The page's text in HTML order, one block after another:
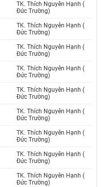
TK. Thích Nguyên Hạnh (
Đức Trường)
TK. Thích Nguyên Hạnh (
Đức Trường)
TK. Thích Nguyên Hạnh (
Đức Trường)
TK. Thích Nguyên Hạnh (
Đức Trường)
TK. Thích Nguyên Hạnh (
Đức Trường)
TK. Thích Nguyên Hạnh (
Đức Trường)
TK. Thích Nguyên Hạnh (
Đức Trường)
TK. Thích Nguyên Hạnh (
Đức Trường)
TK. Thích Nguyên Hạnh (
Đức Trường)